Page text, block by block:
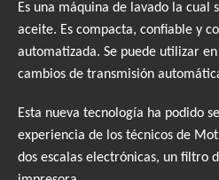
Es una máquina de lavado la cual
aceite. Es compacta, confiable y
automatizada. Se puede utilizar
cambios de transmisión
Esta nueva tecnología ha podido
experiencia de los técnicos de
dos escalas electrónicas, un filtro